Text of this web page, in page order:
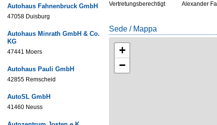
Autohaus Fahnenbruck GmbH
47058 Duisburg
Autohaus Minrath GmbH & Co.
KG
47441 Moers
Autohaus Pauli GmbH
42855 Remscheid
AutoSL GmbH
41460 Neuss
Vertretungsberechtigt
Alexander
Sede / Mappa
+
−